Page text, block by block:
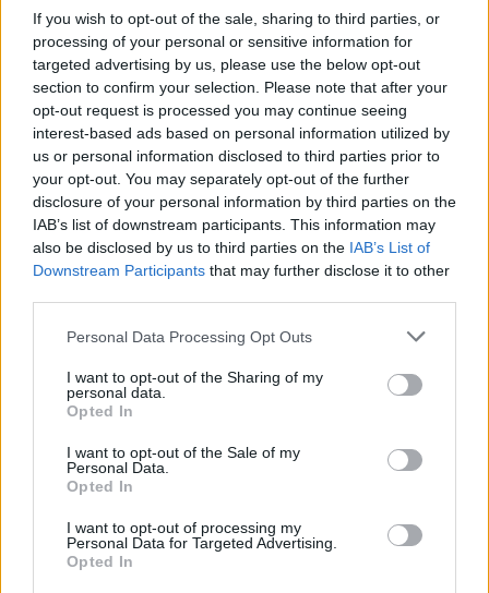
If you wish to opt-out of the sale, sharing to third parties, or
processing of your personal or sensitive information for
targeted advertising by us, please use the below opt-out
section to confirm your selection. Please note that after your
opt-out request is processed you may continue seeing
interest-based ads based on personal information utilized by
us or personal information disclosed to third parties prior to
your opt-out. You may separately opt-out of the further
disclosure of your personal information by third parties on the
IAB’s list of downstream participants. This information may
also be disclosed by us to third parties on the IAB’s List of
Downstream Participants that may further disclose it to other
Please note that this website/app uses one or more Google
not limited to your visit or usage behaviour. You may click to
grant or deny consent to Google and its third-party tags to
use your data for below specified purposes in below Google
consent section.
Personal Data Processing Opt Outs
I want to opt-out of the Sharing of my
personal data.
Opted In
I want to opt-out of the Sale of my
Personal Data.
Opted In
I want to opt-out of processing my
Personal Data for Targeted Advertising.
Opted In
sezioneLogindal menù del sito o
cliccandoqui
TEMI:
Raccolta Fondi Olbia
Respiratore Ospedale Di Olbia
Inviaci le tue segnalazioni,
i tuoi video e le tue foto
Su WhatsApp al numero +39
345 356 7512
Notizie in tempo reale?
GalluraOggi.it